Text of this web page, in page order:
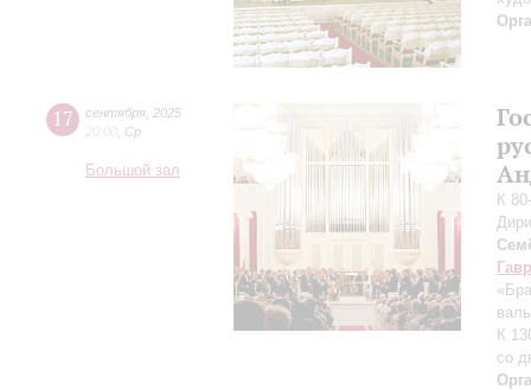
17 сентября 2025
20:00 Ср
Большой зал
К
К
со